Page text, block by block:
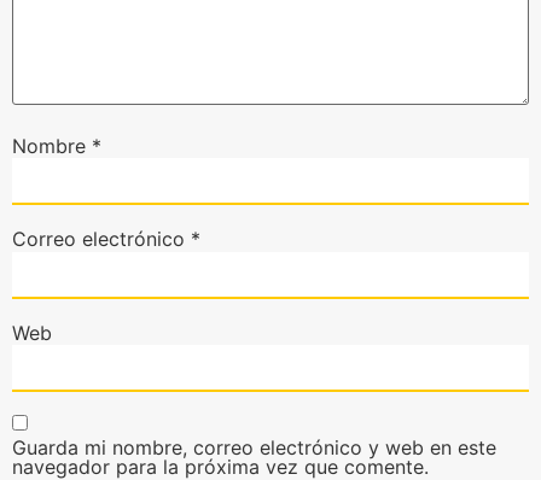
Nombre *
Correo electrónico *
Web
Guarda mi nombre, correo electrónico y web en este
navegador para la próxima vez que comente.